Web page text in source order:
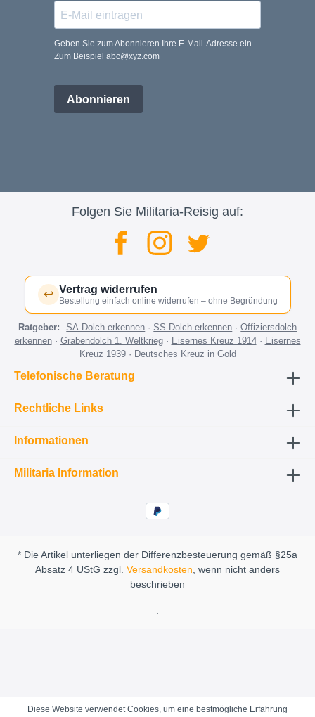
Geben Sie zum Abonnieren Ihre E-Mail-Adresse ein.
Zum Beispiel abc@xyz.com
Abonnieren
Folgen Sie Militaria-Reisig auf:
↩ Vertrag widerrufen
Bestellung einfach online widerrufen – ohne Begründung
Ratgeber: SA-Dolch erkennen ·SS-Dolch erkennen ·Offiziersdolch
erkennen· Grabendolch 1. Weltkrieg· Eisernes Kreuz 1914· Eisernes
Kreuz 1939· Deutsches Kreuz in Gold
Telefonische Beratung
Rechtliche Links
Informationen
Militaria Information
* Die Artikel unterliegen der Differenzbesteuerung gemäß §25a
Absatz 4 UStG zzgl. Versandkosten, wenn nicht anders
beschrieben
.
Diese Website verwendet Cookies, um eine bestmögliche Erfahrung